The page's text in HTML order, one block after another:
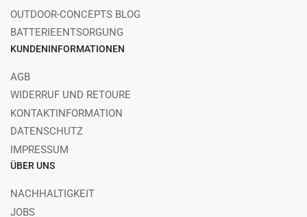
OUTDOOR-CONCEPTS BLOG
BATTERIEENTSORGUNG
KUNDENINFORMATIONEN
AGB
WIDERRUF UND RETOURE
KONTAKTINFORMATION
DATENSCHUTZ
IMPRESSUM
ÜBER UNS
NACHHALTIGKEIT
JOBS